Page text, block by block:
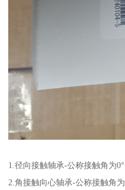
1.径向接触轴承-公称接触角为0°
2.角接触向心轴承-公称接触角为